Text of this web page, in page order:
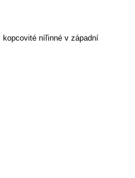
kopcovité níľinné v západní